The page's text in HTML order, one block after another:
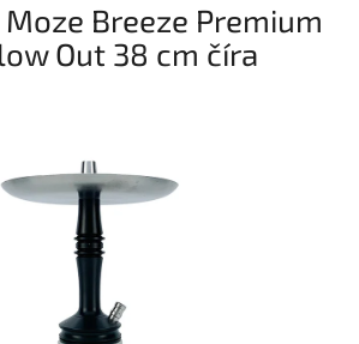
Breeze Premium
Out 38 cm číra